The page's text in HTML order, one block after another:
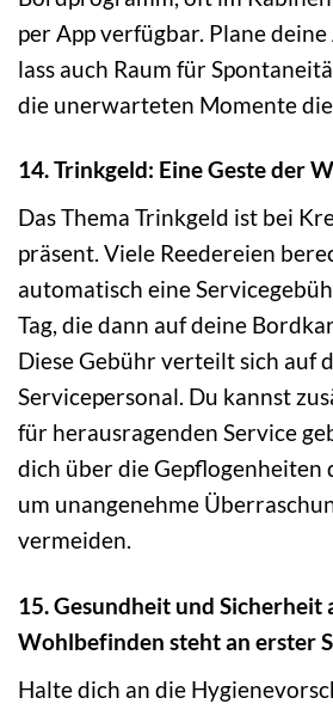
per App verfügbar. Plane
lass auch Raum für
die unerwarteten Momente die
14. Trinkgeld: Eine Geste der
Das Thema Trinkgeld ist bei
präsent. Viele Reedereien
automatisch eine
Tag, die dann auf deine
Diese Gebühr verteilt sich auf
Servicepersonal. Du kannst
für herausragenden Service
dich über die Gepflogenheiten
um unangenehme
vermeiden.
15. Gesundheit und Sicherheit
Wohlbefinden steht an erster
Halte dich an die